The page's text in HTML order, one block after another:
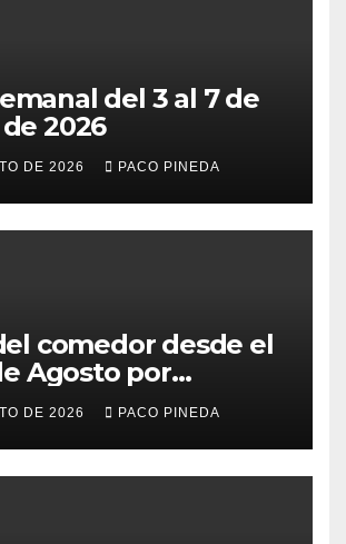
del 3 al 7 de
2026
DE 2026 PACO PINEDA
comedor desde el
Agosto por
DE 2026 PACO PINEDA